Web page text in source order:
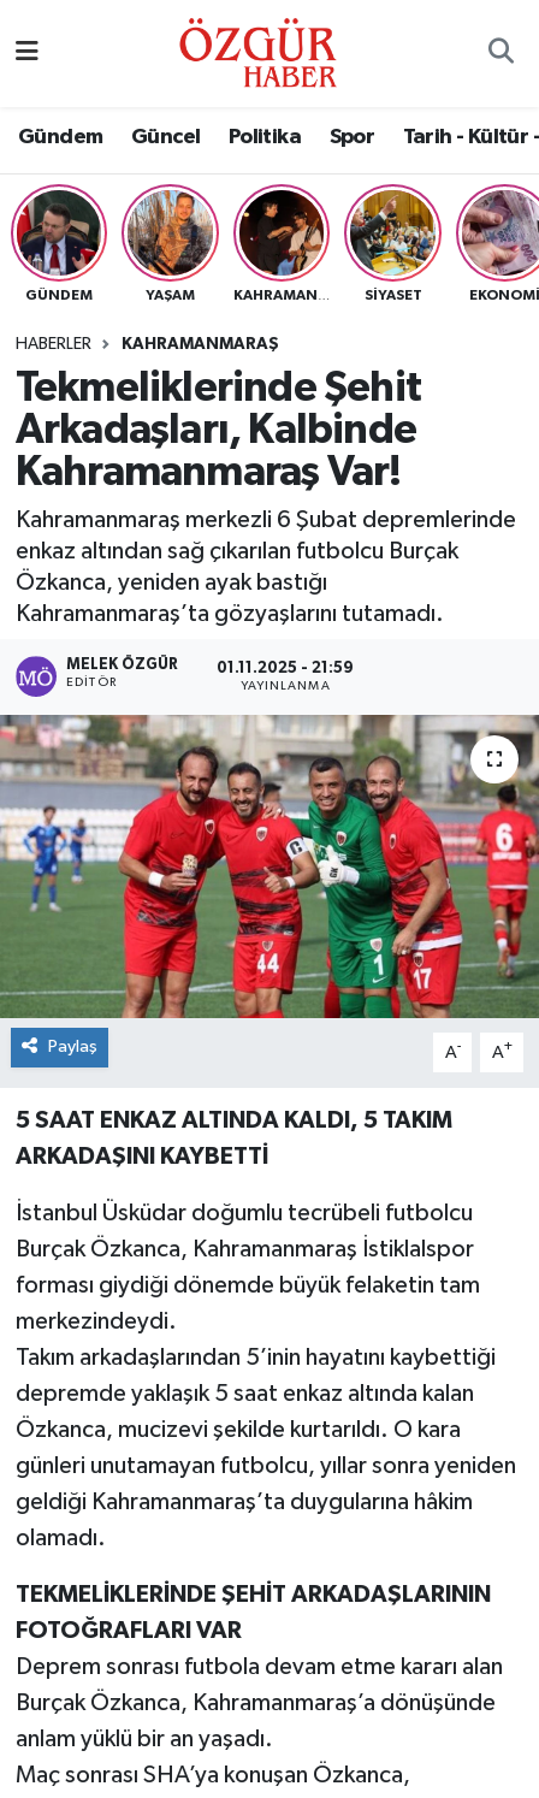
Gündem Güncel Politika Spor Tarih - Kültür
GÜNDEM YAŞAM SIYASET EKONOMI
HABERLER KAHRAMANMARAŞ
Tekmeliklerinde Şehit
Arkadaşları, Kalbinde
Kahramanmaraş Var!
Kahramanmaraş merkezli 6 Şubat depremlerinde
enkaz altından sağ çıkarılan futbolcu Burçak
Özkanca, yeniden ayak bastığı
Kahramanmaraş’ta gözyaşlarını tutamadı.
MELEK ÖZGÜR
EDITÖR
01.11.2025 - 21:59
YAYINLANMA
Paylaş A- A+
5 SAAT ENKAZ ALTINDA KALDI, 5 TAKIM
ARKADAŞINI KAYBETTİ
İstanbul Üsküdar doğumlu tecrübeli futbolcu
Burçak Özkanca, Kahramanmaraş İstiklalspor
forması giydiği dönemde büyük felaketin tam
merkezindeydi.
Takım arkadaşlarından 5’inin hayatını kaybettiği
depremde yaklaşık 5 saat enkaz altında kalan
Özkanca, mucizevi şekilde kurtarıldı. O kara
günleri unutamayan futbolcu, yıllar sonra yeniden
geldiği Kahramanmaraş’ta duygularına hâkim
olamadı.
TEKMELİKLERİNDE ŞEHİT ARKADAŞLARININ
FOTOĞRAFLARI VAR
Deprem sonrası futbola devam etme kararı alan
Burçak Özkanca, Kahramanmaraş’a dönüşünde
anlam yüklü bir an yaşadı.
Maç sonrası SHA’ya konuşan Özkanca,
Eğitim
Ekonomi
Güncel
Gündem
Magazin
Politika
Sağlık
Yaşam
Nöbetçi Eczaneler
Namaz Vakitleri
Trafik Durumu
Süper Lig Puan Durumu ve Fikstür
Tüm Manşetler
Son Dakika Haberleri
Haber Arşivi